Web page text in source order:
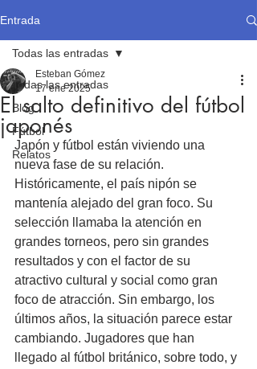
Entrada
Todas las entradas
Blog
Fútbol
Relatos
Todas las entradas
El salto definitivo del fútbol
japonés
Esteban Gómez
17 ene 2025
Japón y fútbol están viviendo una
nueva fase de su relación.
Históricamente, el país nipón se
mantenía alejado del gran foco. Su
selección llamaba la atención en
grandes torneos, pero sin grandes
resultados y con el factor de su
atractivo cultural y social como gran
foco de atracción. Sin embargo, los
últimos años, la situación parece estar
cambiando. Jugadores que han
llegado al fútbol británico, sobre todo, y